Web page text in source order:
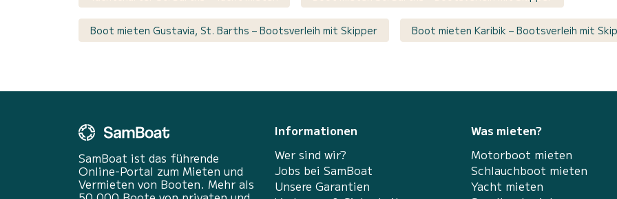
Boot mieten Gustavia, St. Barths – Bootsverleih mit Skipper Boot mieten Karibik – Bootsverleih mit
SamBoat ist das führende
Online-Portal zum Mieten und
Vermieten von Booten. Mehr als
Informationen
Wer sind wir?
Jobs bei SamBoat
Unsere Garantien
Was mieten?
Motorboot mieten
Schlauchboot mieten
Yacht mieten